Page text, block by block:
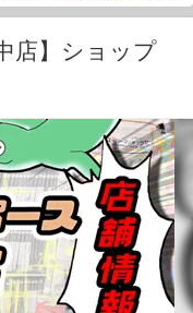
店】ショップ